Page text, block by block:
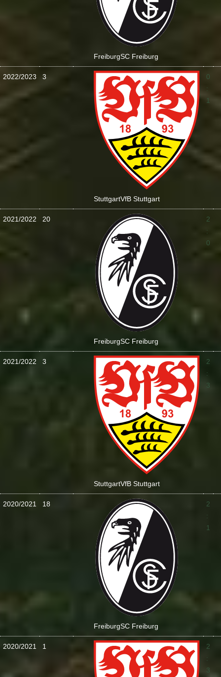
FreiburgSC Freiburg
2022/2023 3
StuttgartVfB Stuttgart
0
:
1
2021/2022 20
FreiburgSC Freiburg
2
:
0
2021/2022 3
StuttgartVfB Stuttgart
2
:
3
2020/2021 18
FreiburgSC Freiburg
2
:
1
2020/2021 1
2
:
3